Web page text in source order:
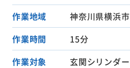
作業地域
神奈川県横浜市
作業時間
15分
作業対象
玄関シリンダー